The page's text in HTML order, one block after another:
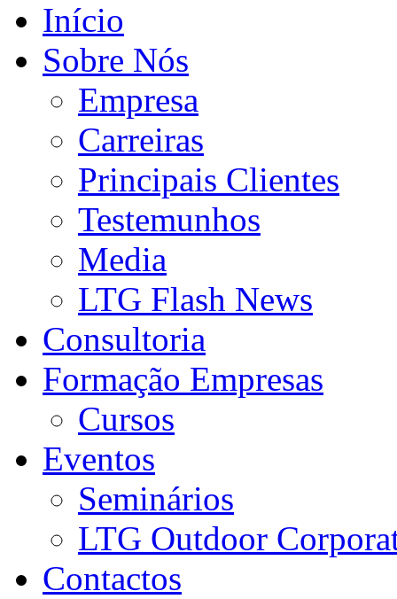
Início
Sobre Nós
Empresa
Carreiras
Principais Clientes
Testemunhos
Media
LTG Flash News
Consultoria
Formação Empresas
Cursos
Eventos
Seminários
LTG Outdoor
Contactos